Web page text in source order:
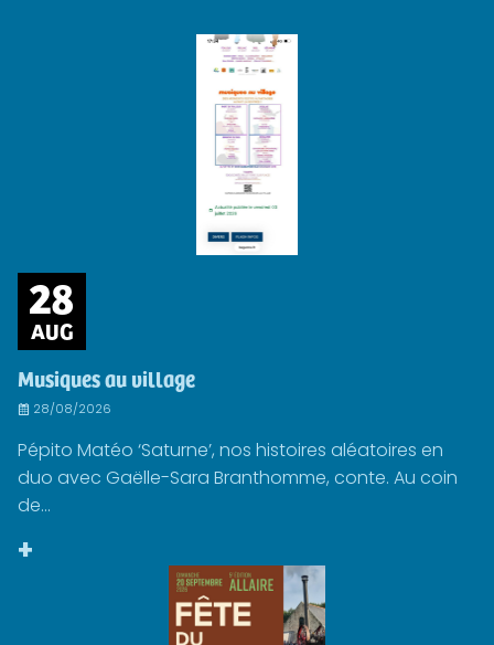
28
AUG
Musiques au village
28/08/2026
Pépito Matéo ‘Saturne’, nos histoires aléatoires en
duo avec Gaëlle-Sara Branthomme, conte. Au coin
de...
+